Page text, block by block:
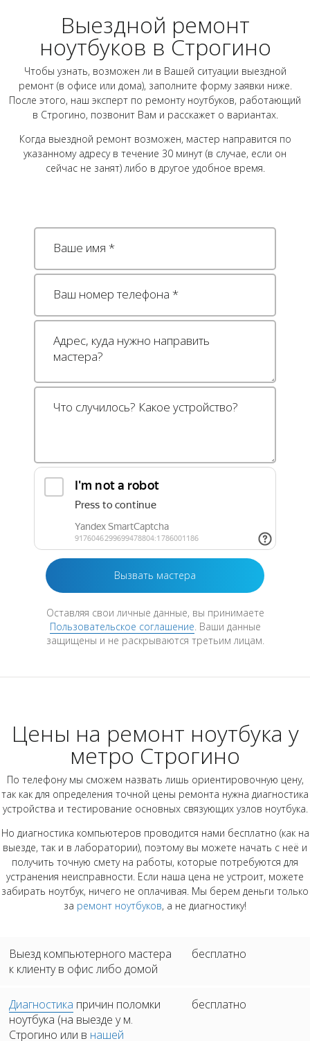
Выездной ремонт
ноутбуков в Строгино
Чтобы узнать, возможен ли в Вашей ситуации выездной
ремонт (в офисе или дома), заполните форму заявки ниже.
После этого, наш эксперт по ремонту ноутбуков, работающий
в Строгино, позвонит Вам и расскажет о вариантах.
Когда выездной ремонт возможен, мастер направится по
указанному адресу в течение 30 минут (в случае, если он
сейчас не занят) либо в другое удобное время.
Оставляя свои личные данные, вы принимаете
Пользовательское соглашение. Ваши данные
защищены и не раскрываются третьим лицам.
Цены на ремонт ноутбука у
метро Строгино
По телефону мы сможем назвать лишь ориентировочную цену,
так как для определения точной цены ремонта нужна диагностика
устройства и тестирование основных связующих узлов ноутбука.
Но диагностика компьютеров проводится нами бесплатно (как на
выезде, так и в лаборатории), поэтому вы можете начать с неё и
получить точную смету на работы, которые потребуются для
устранения неисправности. Если наша цена не устроит, можете
забирать ноутбук, ничего не оплачивая. Мы берем деньги только
за ремонт ноутбуков, а не диагностику!
Выезд компьютерного мастера
к клиенту в офис либо домой
бесплатно
Диагностика причин поломки
ноутбука (на выезде у м.
Строгино или в нашей
бесплатно